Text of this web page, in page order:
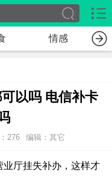
情感
以吗 电信补卡
276 编辑：其它
厅挂失补办，这样才